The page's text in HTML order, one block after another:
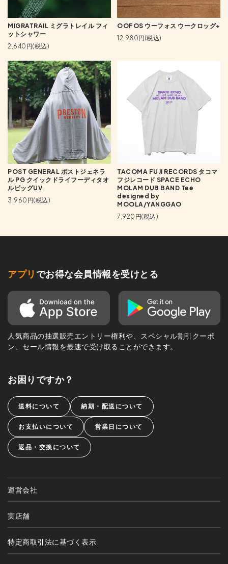
MIGRATRAIL ミグラトレイル フィ
ットシャワー
2,640円(税込)
OOFOS ウーフォス ウークロッグ+
12,980円(税込)
POST GENERAL ポストジェネラ
ル PG クイックドライフーディタオ
ルビッグUV
3,960円(税込)
TACOMA FUJI RECORDS タコマ
フジレコード SPACE ECHO
MOLAM DUB BAND Tee
designed by
MOOLA/YANGGAO
7,920円(税込)
アプリ でお得な会員情報を受けとる
人気商品の抽選販売エントリー権利や、スペシャル割引クーポ
ン、セール情報を最速で受け取ることができます。
お困りですか？
送料について 納期・配送について
お支払いについて 営業日について
返品・交換について
運営会社
実店舗
特定商取引法に基づく表示